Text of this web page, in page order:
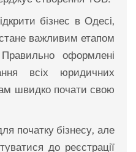
бізнес в Одесі,
важливим етапом
оформлені
всіх юридичних
швидко почати свою
початку бізнесу, але
до реєстрації